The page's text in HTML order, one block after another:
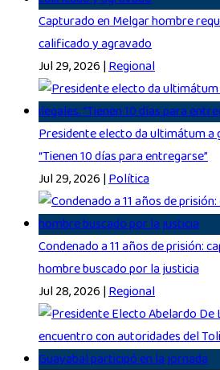
Capturado en Melgar hombre
calificado y agravado
Jul 29, 2026|Regional
Presidente electo da ultimátum a
“Tienen 10 días para entregarse”
Jul 29, 2026|Política
Condenado a 11 años de prisión:
hombre buscado por la justicia
Jul 28, 2026|Regional